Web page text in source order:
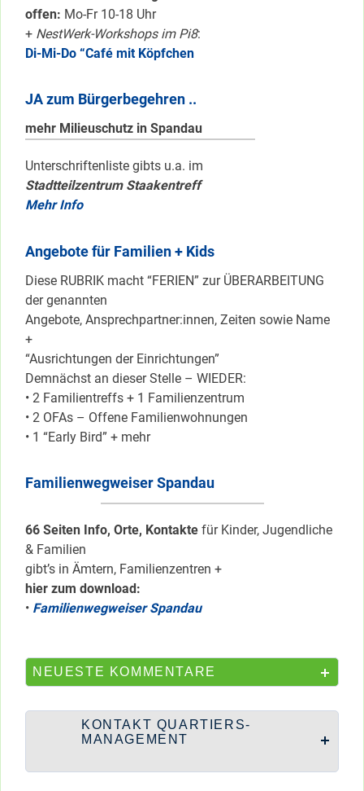
offen: Mo-Fr 10-18 Uhr
+ NestWerk-Workshops im Pi8:
Di-Mi-Do “Café mit Köpfchen
JA zum Bürgerbegehren ..
mehr Milieuschutz in Spandau
Unterschriftenliste gibts u.a. im
Stadtteilzentrum Staakentreff
Mehr Info
Angebote für Familien + Kids
Diese RUBRIK macht “FERIEN” zur ÜBERARBEITUNG
der genannten
Angebote, Ansprechpartner:innen, Zeiten sowie Name
+
“Ausrichtungen der Einrichtungen”
Demnächst an dieser Stelle – WIEDER:
• 2 Familientreffs + 1 Familienzentrum
• 2 OFAs – Offene Familienwohnungen
• 1 “Early Bird” + mehr
Familienwegweiser Spandau
66 Seiten Info, Orte, Kontakte für Kinder, Jugendliche
& Familien
gibt’s in Ämtern, Familienzentren +
hier zum download:
• Familienwegweiser Spandau
NEUESTE KOMMENTARE
KONTAKT QUARTIERS-
MANAGEMENT